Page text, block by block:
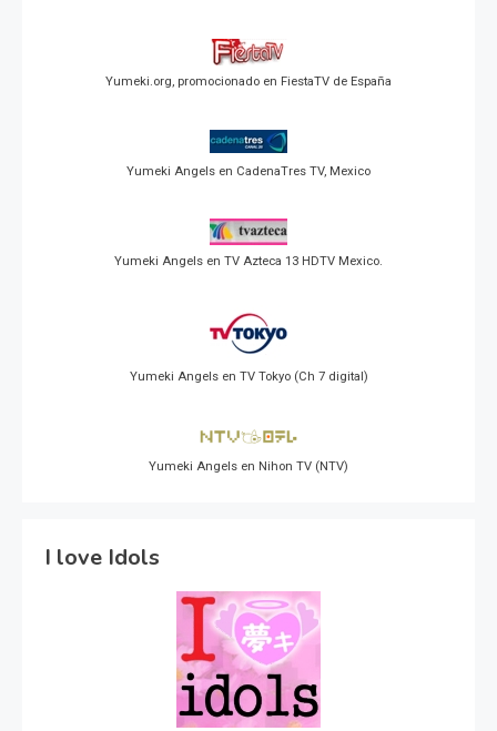
Yumeki.org, promocionado en FiestaTV de España
Yumeki Angels en CadenaTres TV, Mexico
Yumeki Angels en TV Azteca 13 HDTV Mexico.
Yumeki Angels en TV Tokyo (Ch 7 digital)
Yumeki Angels en Nihon TV (NTV)
I love Idols